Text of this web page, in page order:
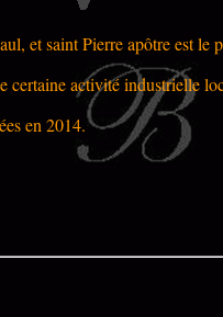
et saint Pierre apôtre est le
certaine activité industrielle
en 2014.